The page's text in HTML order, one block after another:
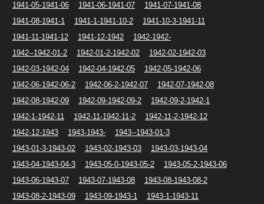
1941-05-1941-06
1941-06-1941-07
1941-07-1941-08
1941-08-1941-1
1941-1-1941-10-2
1941-10-3-1941-11
1941-11-1941-12
1941-12-1942
1942-1942-
1942--1942-01-2
1942-01-2-1942-02
1942-02-1942-03
1942-03-1942-04
1942-04-1942-05
1942-05-1942-06
1942-06-1942-06-2
1942-06-2-1942-07
1942-07-1942-08
1942-08-1942-09
1942-09-1942-09-2
1942-09-2-1942-1
1942-1-1942-11
1942-11-1942-11-2
1942-11-2-1942-12
1942-12-1943
1943-1943-
1943--1943-01-3
1943-01-3-1943-02
1943-02-1943-03
1943-03-1943-04
1943-04-1943-04-3
1943-05-0-1943-05-2
1943-05-2-1943-06
1943-06-1943-07
1943-07-1943-08
1943-08-1943-08-2
1943-08-2-1943-09
1943-09-1943-1
1943-1-1943-11